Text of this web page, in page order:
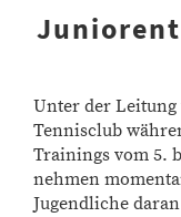
Unter der
Tennisclub
Trainings vom 5.
nehmen
Jugendliche